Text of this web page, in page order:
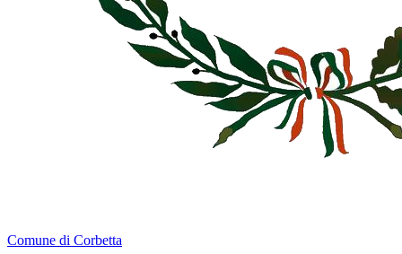
Comune di Corbetta